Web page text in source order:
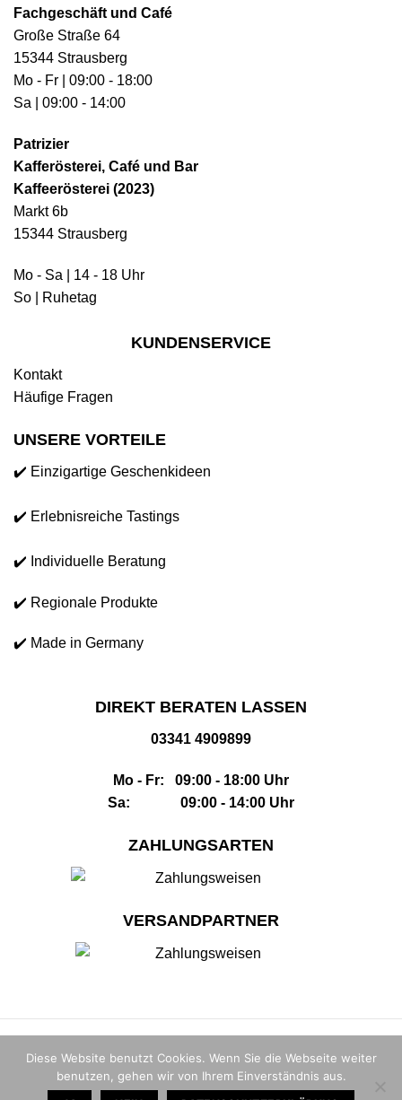
Fachgeschäft und Café
Große Straße 64
15344 Strausberg
Mo - Fr | 09:00 - 18:00
Sa | 09:00 - 14:00
Patrizier
Kafferösterei, Café und Bar
Kaffeerösterei (2023)
Markt 6b
15344 Strausberg
Mo - Sa | 14 - 18 Uhr
So | Ruhetag
KUNDENSERVICE
Kontakt
Häufige Fragen
UNSERE VORTEILE
✔️ Einzigartige Geschenkideen
✔️ Erlebnisreiche Tastings
✔️ Individuelle Beratung
✔️ Regionale Produkte
✔️ Made in Germany
DIREKT BERATEN LASSEN
03341 4909899
Mo - Fr: 09:00 - 18:00 Uhr
Sa: 09:00 - 14:00 Uhr
ZAHLUNGSARTEN
VERSANDPARTNER
© 2026 |The Whisky House GmbH
Diese Website benutzt Cookies. Wenn Sie die Webseite weiter
benutzen, gehen wir von Ihrem Einverständnis aus.